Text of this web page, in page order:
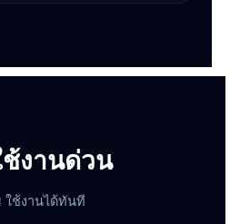
ช้งานด่วน
ใช้งานได้ทันที